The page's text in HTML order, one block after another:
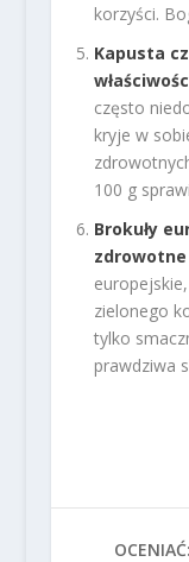
korzyści.
Kapusta
często
kryje w
100 g
Brokuły
zielonego
tylko
prawdziwa
OCENIAĆ: